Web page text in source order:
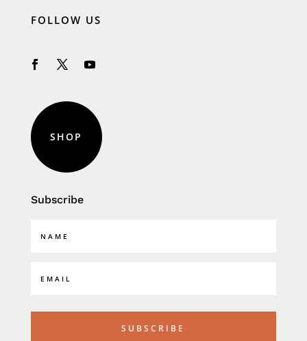
FOLLOW US
SHOP
Subscribe
SUBSCRIBE